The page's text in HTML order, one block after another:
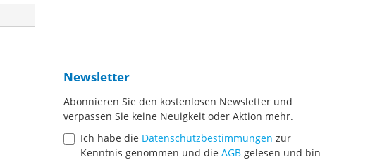
Newsletter
Abonnieren Sie den kostenlosen Newsletter und
verpassen Sie keine Neuigkeit oder Aktion mehr.
Ich habe die Datenschutzbestimmungen zur
Kenntnis genommen und die AGB gelesen und bin